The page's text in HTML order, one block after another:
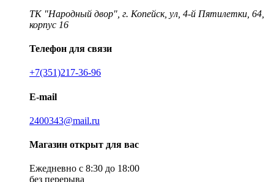
ТК "Народный двор", г. Копейск, ул, 4-й Пятилетки, 64,
корпус 16
Телефон для связи
+7(351)217-36-96
E-mail
2400343@mail.ru
Магазин открыт для вас
Ежедневно с 8:30 до 18:00
без перерыва